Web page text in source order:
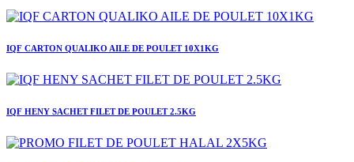
IQF CARTON QUALIKO AILE DE POULET 10X1KG
IQF HENY SACHET FILET DE POULET 2.5KG